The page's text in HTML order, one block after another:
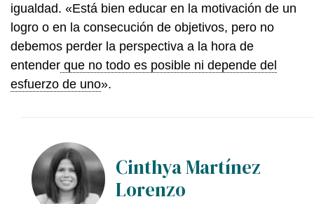
igualdad. «Está bien educar en la motivación de un
logro o en la consecución de objetivos, pero no
debemos perder la perspectiva a la hora de
entender que no todo es posible ni depende del
esfuerzo de uno».
Cinthya Martínez
Lorenzo